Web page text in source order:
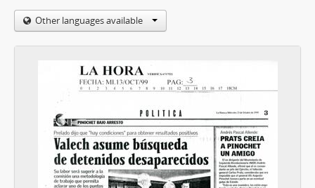
Other languages available